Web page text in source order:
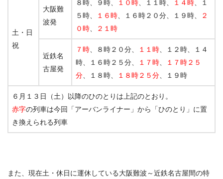
土・日
祝
大阪難
波発
８時、９時、 １０時 、１１時、 １４時 、１
５時、
１６時 、１６時２０分、１９時、
２
０時
２１時
近鉄名
古屋発
７時 、８時２０分、 １１時 、１２時、１４
時、１６時２５分、
１７時
１７時２５
分 、１８時、 １８時２５分 、１９時
６月１３日（土）以降のひのとりは上記のとおり。
赤字の列車は今回「アーバンライナー」から「ひのとり」に置
き換えられる列車
また、現在土・休日に運休している大阪難波～近鉄名古屋間の特